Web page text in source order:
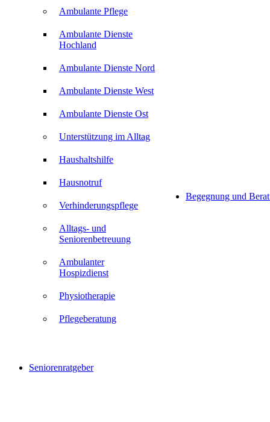
Seniorenratgeber
Ambulante Pflege
Ambulante Dienste
Hochland
Ambulante Dienste Nord
Ambulante Dienste West
Ambulante Dienste Ost
Unterstützung im Alltag
Haushaltshilfe
Hausnotruf
Verhinderungspflege
Alltags- und
Seniorenbetreuung
Ambulanter
Hospizdienst
Physiotherapie
Pflegeberatung
Begegnung und